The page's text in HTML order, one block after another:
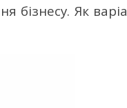
бізнесу. Як